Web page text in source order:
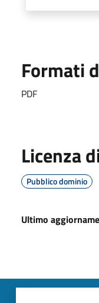
Formati
PDF
Licenza
Pubblico dominio
Ultimo